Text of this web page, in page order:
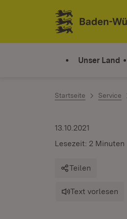
Zum Inhalt springen
Link zur Startseite
Unser Land
Startseite Service
13.10.2021
Lesezeit: 2 Minuten
Teilen
Text vorlesen